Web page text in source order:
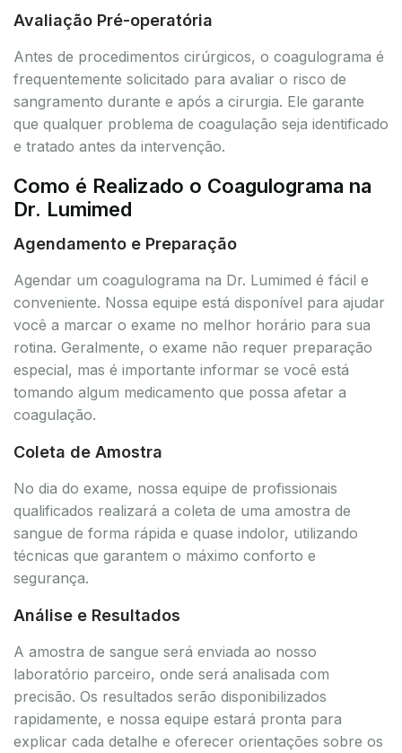
Avaliação Pré-operatória
Antes de procedimentos cirúrgicos, o coagulograma é
frequentemente solicitado para avaliar o risco de
sangramento durante e após a cirurgia. Ele garante
que qualquer problema de coagulação seja identificado
e tratado antes da intervenção.
Como é Realizado o Coagulograma na
Dr. Lumimed
Agendamento e Preparação
Agendar um coagulograma na Dr. Lumimed é fácil e
conveniente. Nossa equipe está disponível para ajudar
você a marcar o exame no melhor horário para sua
rotina. Geralmente, o exame não requer preparação
especial, mas é importante informar se você está
tomando algum medicamento que possa afetar a
coagulação.
Coleta de Amostra
No dia do exame, nossa equipe de profissionais
qualificados realizará a coleta de uma amostra de
sangue de forma rápida e quase indolor, utilizando
técnicas que garantem o máximo conforto e
segurança.
Análise e Resultados
A amostra de sangue será enviada ao nosso
laboratório parceiro, onde será analisada com
precisão. Os resultados serão disponibilizados
rapidamente, e nossa equipe estará pronta para
explicar cada detalhe e oferecer orientações sobre os